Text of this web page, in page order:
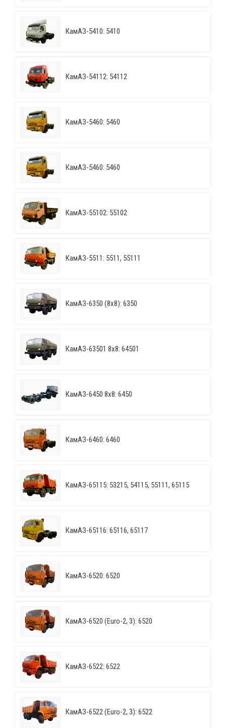
КамАЗ-5410: 5410
КамАЗ-54112: 54112
КамАЗ-5460: 5460
КамАЗ-5460: 5460
КамАЗ-55102: 55102
КамАЗ-5511: 5511, 55111
КамАЗ-6350 (8х8): 6350
КамАЗ-63501 8х8: 64501
КамАЗ-6450 8х8: 6450
КамАЗ-6460: 6460
КамАЗ-65115: 53215, 54115, 55111, 65115
КамАЗ-65116: 65116, 65117
КамАЗ-6520: 6520
КамАЗ-6520 (Euro-2, 3): 6520
КамАЗ-6522: 6522
КамАЗ-6522 (Euro-2, 3): 6522